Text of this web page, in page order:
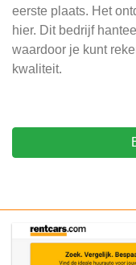
eerste plaats. Het
hier. Dit bedrijf
waardoor je kunt
kwaliteit.